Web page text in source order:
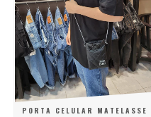
PORTA CELULAR MATELASSE